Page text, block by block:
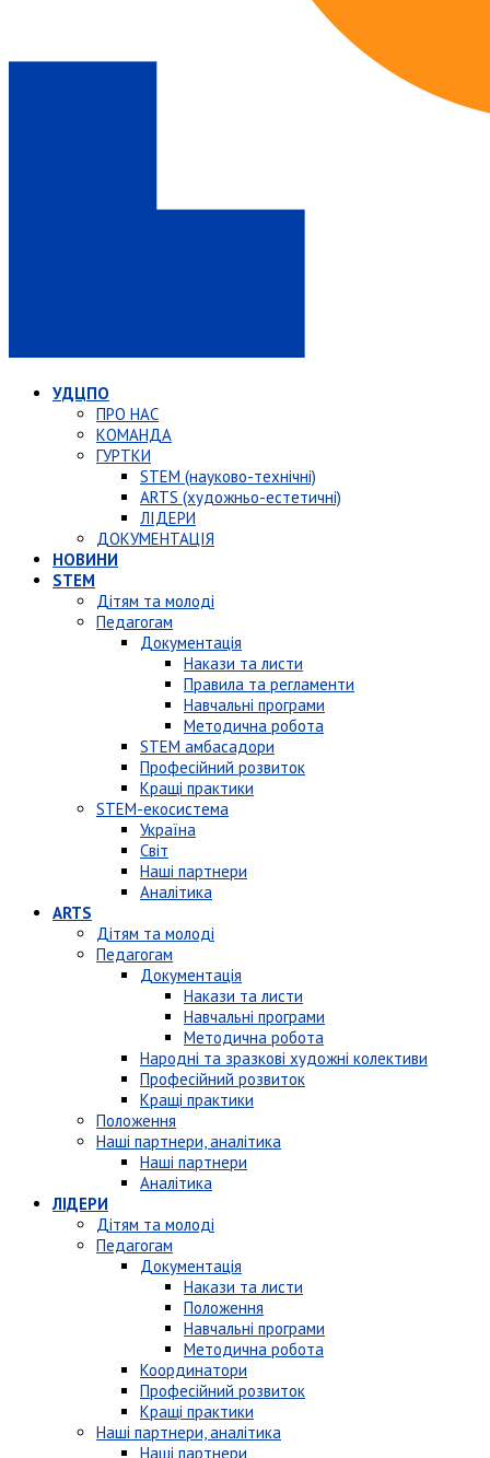
УДЦПО
ПРО НАС
КОМАНДА
ГУРТКИ
STEM (науково-технічні)
ARTS (художньо-естетичні)
ЛІДЕРИ
ДОКУМЕНТАЦІЯ
НОВИНИ
STEM
Дітям та молоді
Педагогам
Документація
Накази та листи
Правила та регламенти
Навчальні програми
Методична робота
STEM амбасадори
Професійний розвиток
Кращі практики
STEM-екосистема
Україна
Світ
Наші партнери
Аналітика
ARTS
Дітям та молоді
Педагогам
Документація
Накази та листи
Навчальні програми
Методична робота
Народні та зразкові художні колективи
Професійний розвиток
Кращі практики
Положення
Наші партнери, аналітика
Наші партнери
Аналітика
ЛІДЕРИ
Дітям та молоді
Педагогам
Документація
Накази та листи
Положення
Навчальні програми
Методична робота
Координатори
Професійний розвиток
Кращі практики
Наші партнери, аналітика
Наші партнери